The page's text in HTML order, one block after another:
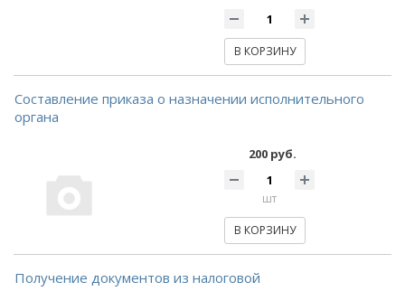
В КОРЗИНУ
Составление приказа о назначении исполнительного
органа
200 руб.
шт
В КОРЗИНУ
Получение документов из налоговой